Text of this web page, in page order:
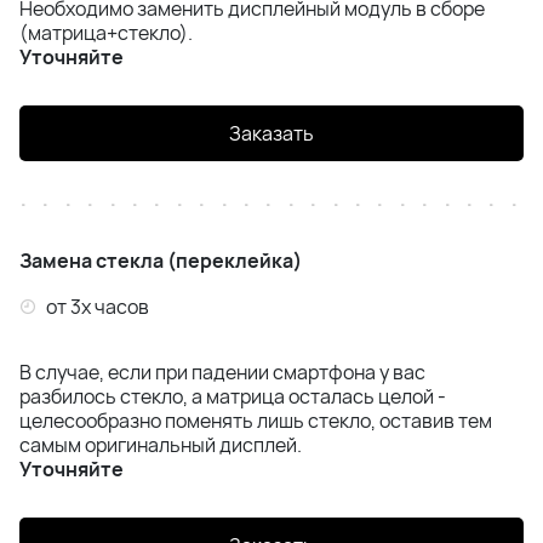
Infinix Note 40
Infinix Note 40 Pro Plus
Infinix GT20
Infinix GT30
Infinix GT30 Pro
Infinix Note 50
Infinix Note 50 Pro
Необходимо заменить дисплейный модуль в сборе
(матрица+стекло).
Уточняйте
Заказать
Замена стекла (переклейка)
от 3х часов
В случае, если при падении смартфона у вас
разбилось стекло, а матрица осталась целой -
целесообразно поменять лишь стекло, оставив тем
самым оригинальный дисплей.
Уточняйте